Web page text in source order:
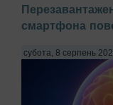
смартфона
субота, 8 серпень